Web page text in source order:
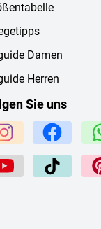
Damen
Herren
Sie uns